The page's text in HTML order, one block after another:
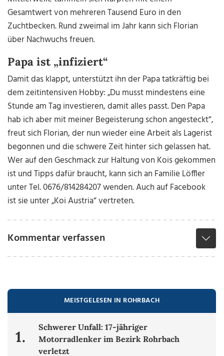
Gesamtwert von mehreren Tausend Euro in den
Zuchtbecken. Rund zweimal im Jahr kann sich Florian
über Nachwuchs freuen.
Papa ist „infiziert“
Damit das klappt, unterstützt ihn der Papa tatkräftig bei
dem zeitintensiven Hobby: „Du musst mindestens eine
Stunde am Tag investieren, damit alles passt. Den Papa
hab ich aber mit meiner Begeisterung schon angesteckt“,
freut sich Florian, der nun wieder eine Arbeit als Lagerist
begonnen und die schwere Zeit hinter sich gelassen hat.
Wer auf den Geschmack zur Haltung von Kois gekommen
ist und Tipps dafür braucht, kann sich an Familie Löffler
unter Tel. 0676/814284207 wenden. Auch auf Facebook
ist sie unter „Koi Austria“ vertreten.
Kommentar verfassen
MEISTGELESEN IN ROHRBACH
1.
Schwerer Unfall: 17-jähriger
Motorradlenker im Bezirk Rohrbach
verletzt